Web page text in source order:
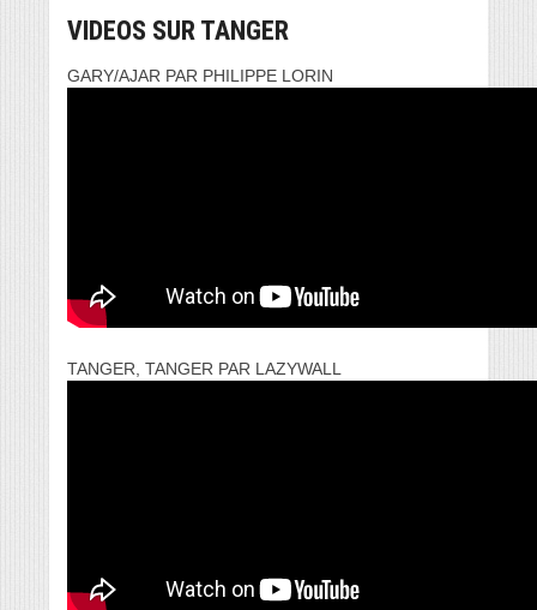
VIDEOS SUR TANGER
GARY/AJAR PAR PHILIPPE LORIN
TANGER, TANGER PAR LAZYWALL